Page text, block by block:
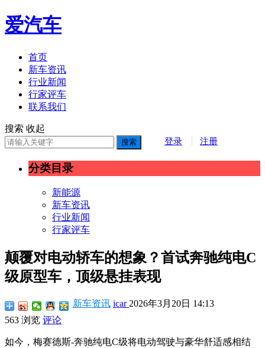
爱汽车
首页
新车资讯
行业新闻
行家评车
联系我们
登录 注册
搜索 收起
搜索
分类目录
新能源
新车资讯
行业新闻
行家评车
颠覆对电动轿车的想象？首试奔驰纯电C
级原型车，顶级悬挂表现
新车资讯 icar 2026年3月20日 14:13
563 浏览 评论
如今，梅赛德斯-奔驰纯电C级将电动驾驶与豪华舒适感相结